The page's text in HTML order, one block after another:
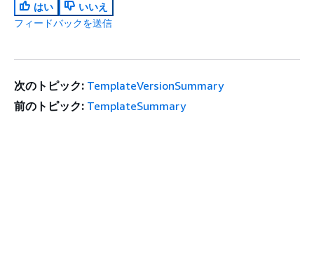
はい
いいえ
フィードバックを送信
次のトピック: TemplateVersionSummary
前のトピック: TemplateSummary